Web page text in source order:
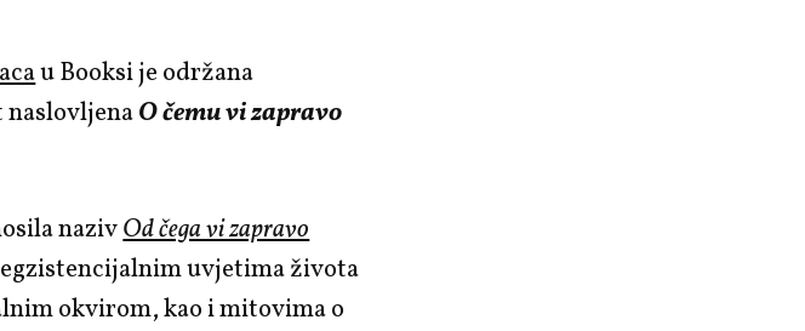
u Booksi je održana
naslovljenaO čemu vi zapravo
nazivOd čega vi zapravo
uvjetima života
okvirom, kao i mitovima o